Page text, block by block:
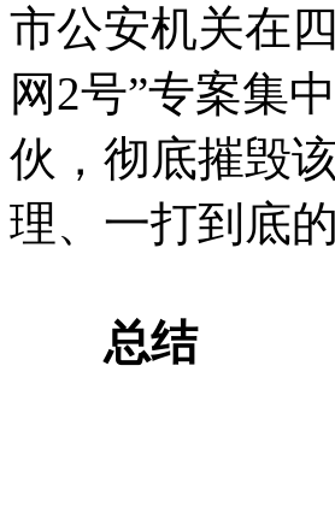
市公安机关在
网2号”专案集
伙，彻底摧毁
理、一打到底
总结